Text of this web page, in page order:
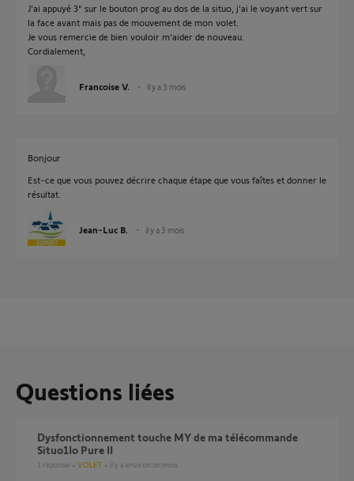
J'ai appuyé 3" sur le bouton prog au dos de la situo, j'ai le voyant vert sur
la face avant mais pas de mouvement de mon volet.
Je vous remercie de bien vouloir m'aider de nouveau.
Cordialement,
Francoise V. il y a 3 mois
Bonjour
Est-ce que vous pouvez décrire chaque étape que vous faîtes et donner le
résultat.
Jean-Luc B. il y a 3 mois
Questions liées
dysfonctionnement touche MY de ma télécommande
Situo1Io Pure II
1 réponse VOLET il y a environ un mois